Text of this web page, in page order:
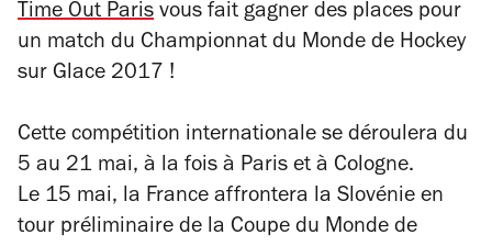
Time Out Paris vous fait gagner des places pour
un match du Championnat du Monde de Hockey
sur Glace 2017 !
Cette compétition internationale se déroulera du
5 au 21 mai, à la fois à Paris et à Cologne.
Le 15 mai, la France affrontera la Slovénie en
tour préliminaire de la Coupe du Monde de